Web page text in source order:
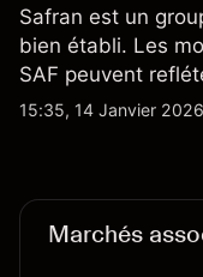
Safran est un
bien établi. Les
SAF peuvent
quotidienne du
15:35, 14 Janvier 2026
Marchés